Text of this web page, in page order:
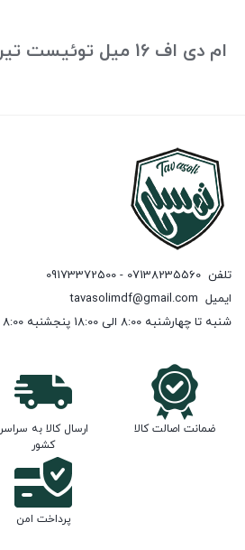
ام دی اف 16 میل توئیست تیره
تلفن 07138235560 - 09173372500
ایمیل tavasolimdf@gmail.com
شنبه تا چهارشنبه 8:00 الی 18:00 پنجشنبه 8:00 الی 13:00
ضمانت اصالت کالا
ارسال کالا به سراسر
کشور
پرداخت امن